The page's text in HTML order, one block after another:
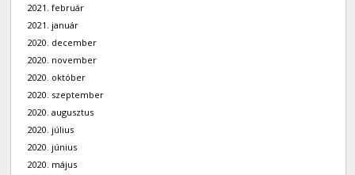
2021. február
2021. január
2020. december
2020. november
2020. október
2020. szeptember
2020. augusztus
2020. július
2020. június
2020. május